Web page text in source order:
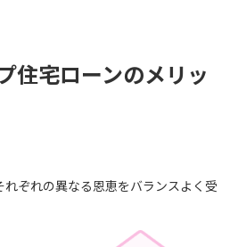
住宅ローンのメリッ
ぞれの異なる恩恵をバランスよく受